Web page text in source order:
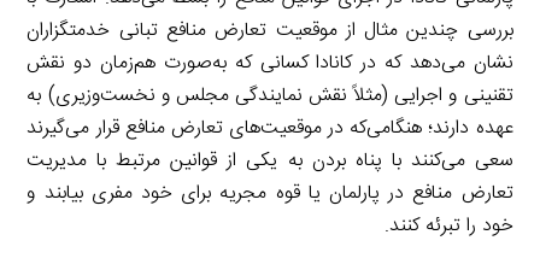
بررسی چندین مثال از موقعیت تعارض منافع تبانی خدمتگزاران
نشان می‌دهد که در کانادا کسانی که به‌صورت هم‌زمان دو نقش
تقنینی و اجرایی (مثلاً نقش نمایندگی مجلس و نخست‌وزیری) به
عهده دارند؛ هنگامی‌که در موقعیت‌های تعارض منافع قرار می‌گیرند
سعی می‌کنند با پناه بردن به یکی از قوانین مرتبط با مدیریت
تعارض منافع در پارلمان یا قوه مجریه برای خود مفری بیابند و
خود را تبرئه کنند.